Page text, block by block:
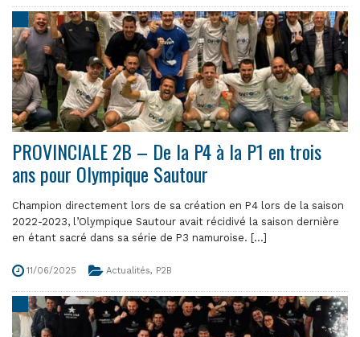
PROVINCIALE 2B – De la P4 à la P1 en trois
ans pour Olympique Sautour
Champion directement lors de sa création en P4 lors de la saison
2022-2023, l’Olympique Sautour avait récidivé la saison dernière
en étant sacré dans sa série de P3 namuroise. [...]
11/06/2025 Actualités, P2B